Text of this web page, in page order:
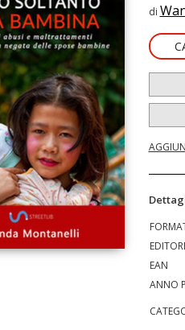
di
EAN
ANNO